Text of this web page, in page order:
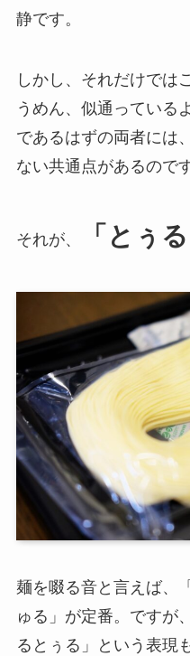
静です。
しかし、それだけでは
うめん、似通っている
であるはずの両者には
ない共通点があるのです
それが、 「とぅ
麺を啜る音と言えば、
ゅる」が定番。ですが
るとぅる」という表現